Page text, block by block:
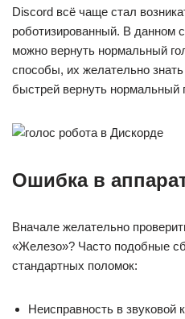
Discord всё чаще стал
роботизированный. В данном
можно вернуть нормальный
способы, их желательно
быстрей вернуть нормальный
Ошибка в
Вначале желательно
«Железо»? Часто подобные
стандартных поломок:
Неисправность в звуковой